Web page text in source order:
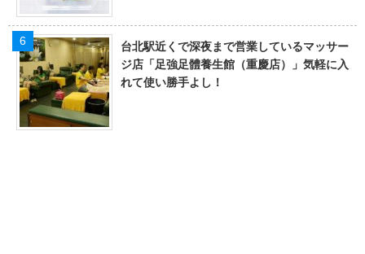
台北駅近くで深夜まで営業しているマッサー
ジ店「足強足體養生館（重慶店）」気軽に入
れて使い勝手よし！